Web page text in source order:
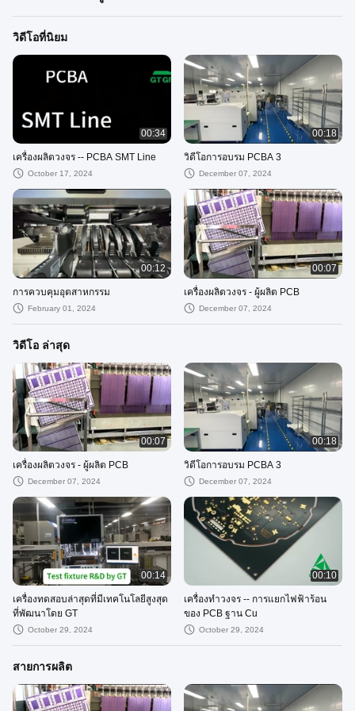
วิดีโอที่นิยม
00:34
เครื่องผลิตวงจร -- PCBA SMT Line
October 17, 2024
00:18
วิดีโอการอบรม PCBA 3
December 07, 2024
00:12
การควบคุมอุตสาหกรรม
February 01, 2024
00:07
เครื่องผลิตวงจร - ผู้ผลิต PCB
December 07, 2024
วิดีโอ ล่าสุด
00:07
เครื่องผลิตวงจร - ผู้ผลิต PCB
December 07, 2024
00:18
วิดีโอการอบรม PCBA 3
December 07, 2024
00:14
เครื่องทดสอบล่าสุดที่มีเทคโนโลยีสูงสุด
ที่พัฒนาโดย GT
October 29, 2024
00:10
เครื่องทําวงจร -- การแยกไฟฟ้าร้อน
ของ PCB ฐาน Cu
October 29, 2024
สายการผลิต